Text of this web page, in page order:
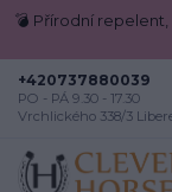
💣 Přírodní
+420737880039
PO - PÁ 9.30 - 17.30
Vrchlického 338/3